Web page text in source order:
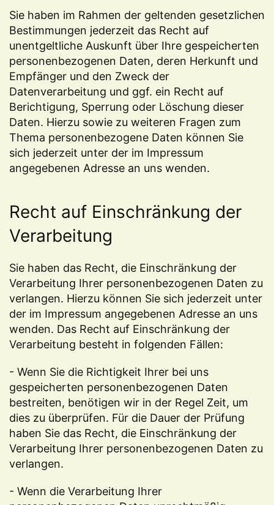
Sie haben im Rahmen der geltenden gesetzlichen
Bestimmungen jederzeit das Recht auf
unentgeltliche Auskunft über Ihre gespeicherten
personenbezogenen Daten, deren Herkunft und
Empfänger und den Zweck der
Datenverarbeitung und ggf. ein Recht auf
Berichtigung, Sperrung oder Löschung dieser
Daten. Hierzu sowie zu weiteren Fragen zum
Thema personenbezogene Daten können Sie
sich jederzeit unter der im Impressum
angegebenen Adresse an uns wenden.
Recht auf Einschränkung der
Verarbeitung
Sie haben das Recht, die Einschränkung der
Verarbeitung Ihrer personenbezogenen Daten zu
verlangen. Hierzu können Sie sich jederzeit unter
der im Impressum angegebenen Adresse an uns
wenden. Das Recht auf Einschränkung der
Verarbeitung besteht in folgenden Fällen:
- Wenn Sie die Richtigkeit Ihrer bei uns
gespeicherten personenbezogenen Daten
bestreiten, benötigen wir in der Regel Zeit, um
dies zu überprüfen. Für die Dauer der Prüfung
haben Sie das Recht, die Einschränkung der
Verarbeitung Ihrer personenbezogenen Daten zu
verlangen.
- Wenn die Verarbeitung Ihrer